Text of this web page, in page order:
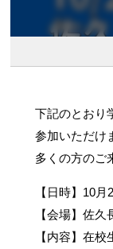
下記のとおり
参加いただけ
多くの方のご
【日時】10
【会場】佐久
【内容】在